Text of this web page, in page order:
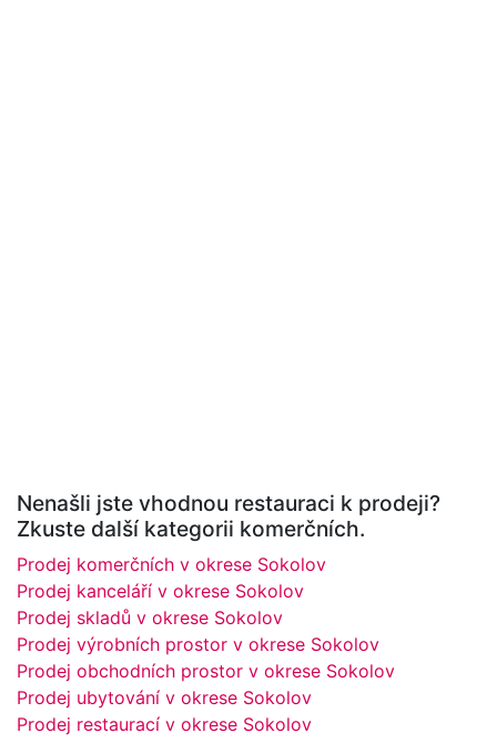
Nenašli jste vhodnou restauraci k prodeji?
Zkuste další kategorii komerčních.
Prodej komerčních v okrese Sokolov
Prodej kanceláří v okrese Sokolov
Prodej skladů v okrese Sokolov
Prodej výrobních prostor v okrese Sokolov
Prodej obchodních prostor v okrese Sokolov
Prodej ubytování v okrese Sokolov
Prodej restaurací v okrese Sokolov